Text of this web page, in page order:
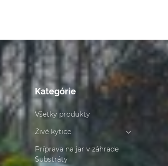
Kategórie
Všetky produkty
Živé kytice
Príprava na jar v záhrade
Substráty